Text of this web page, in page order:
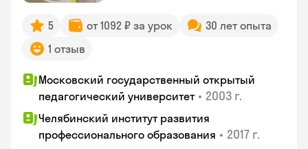
5 от 1092 ₽ за урок
30 лет опыта
1 отзыв
Московский государственный открытый
педагогический университет • 2003 г.
Челябинский институт развития
профессионального образования • 2017 г.